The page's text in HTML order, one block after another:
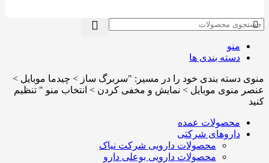
منو
دسته بندی ها
منوی دسته بندی خود را در مسیر: "سربرگ ساز > چیدما موبایل >
عنصر منوی موبایل > نمایش و مخفی کردن > انتخاب منو " تنظیم
کنید
محصولات عمده
داروهای شرکتی
محصولات دارویی شرکت نیاک
محصولات دارویی بوعلی دارو